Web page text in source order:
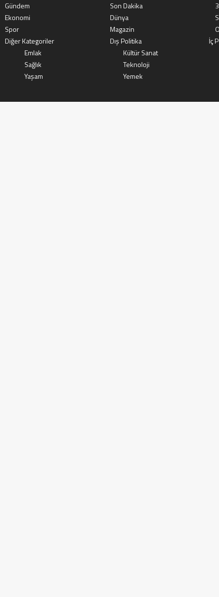
Gündem
Son Dakika
Ekonomi
Dünya
Spor
Magazin
Diğer Kategoriler
Dış Politika
İç
Emlak
Kültür Sanat
Sağlık
Teknoloji
Yaşam
Yemek